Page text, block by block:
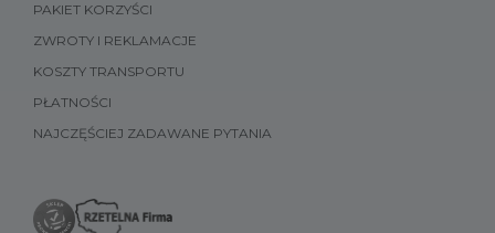
PAKIET KORZYŚCI
ZWROTY I REKLAMACJE
KOSZTY TRANSPORTU
PŁATNOŚCI
NAJCZĘŚCIEJ ZADAWANE PYTANIA